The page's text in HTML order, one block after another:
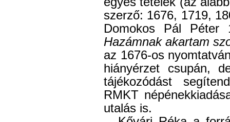
szerző: 1676, 1719,
Domokos Pál Péter
Hazámnak akartam
az 1676-os
hiányérzet csupán,
tájékozódást
RMKT
utalás is.